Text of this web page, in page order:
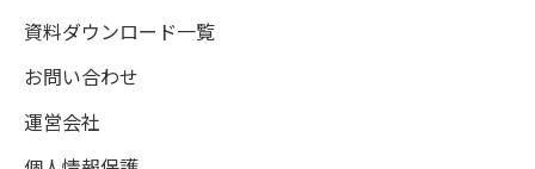
資料ダウンロード一覧
お問い合わせ
運営会社